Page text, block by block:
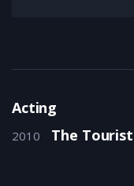
Acting
2010 The Tourist